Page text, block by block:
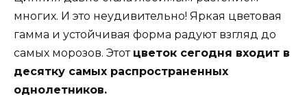
многих. И это неудивительно! Яркая цветовая
гамма и устойчивая форма радуют взгляд до
самых морозов. Этот цветок сегодня входит в
десятку самых распространенных
однолетников.